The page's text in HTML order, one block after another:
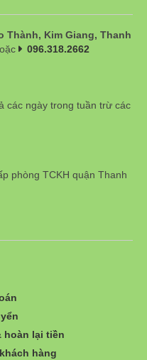
Thành, Kim Giang, Thanh
096.318.2662
các ngày trong tuần trừ các
phòng TCKH quận Thanh
hoàn lại tiền
hàng